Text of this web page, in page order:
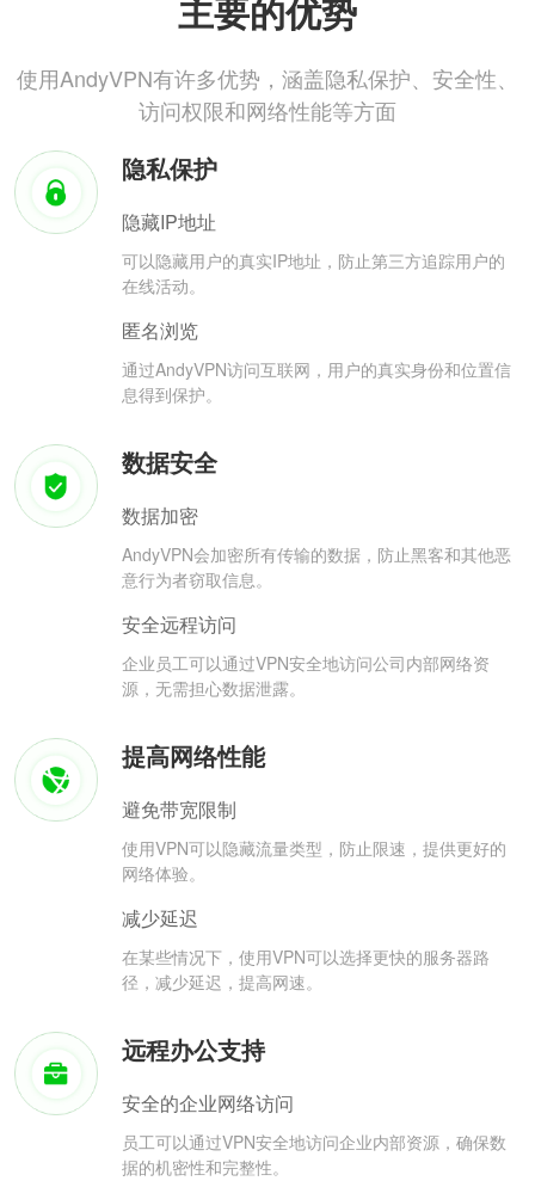
主要的优势
使用AndyVPN有许多优势，涵盖隐私保护、安全性、
访问权限和网络性能等方面
隐私保护
隐藏IP地址
可以隐藏用户的真实IP地址，防止第三方追踪用户的
在线活动。
匿名浏览
通过AndyVPN访问互联网，用户的真实身份和位置信
息得到保护。
数据安全
数据加密
AndyVPN会加密所有传输的数据，防止黑客和其他恶
意行为者窃取信息。
安全远程访问
企业员工可以通过VPN安全地访问公司内部网络资
源，无需担心数据泄露。
提高网络性能
避免带宽限制
使用VPN可以隐藏流量类型，防止限速，提供更好的
网络体验。
减少延迟
在某些情况下，使用VPN可以选择更快的服务器路
径，减少延迟，提高网速。
远程办公支持
安全的企业网络访问
员工可以通过VPN安全地访问企业内部资源，确保数
据的机密性和完整性。